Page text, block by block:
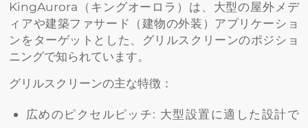
KingAurora（キングオーロラ）は、大型の屋外メデ
ィアや建築ファサード（建物の外装）アプリケーショ
ンをターゲットとした、グリルスクリーンのポジショ
ニングで知られています。
グリルスクリーンの主な特徴：
広めのピクセルピッチ: 大型設置に適した設計で